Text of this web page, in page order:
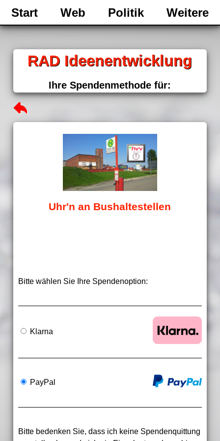
Start Web Politik Weitere
RAD Ideenentwicklung
Ihre Spendenmethode für:
Uhr'n an Bushaltestellen
Bitte wählen Sie Ihre Spendenoption:
Klarna
PayPal
Bitte bedenken Sie, dass ich keine Spendenquittung